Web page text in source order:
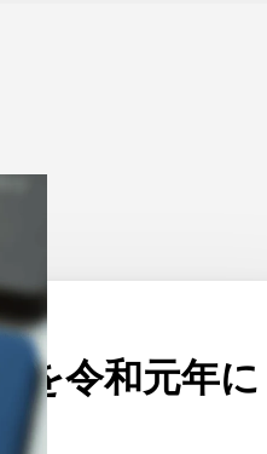
を令和元年に